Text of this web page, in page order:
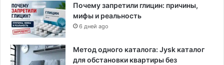
Почему запретили глицин: причины,
мифы и реальность
6 дней ago
Метод одного каталога: Jysk каталог
для обстановки квартиры без